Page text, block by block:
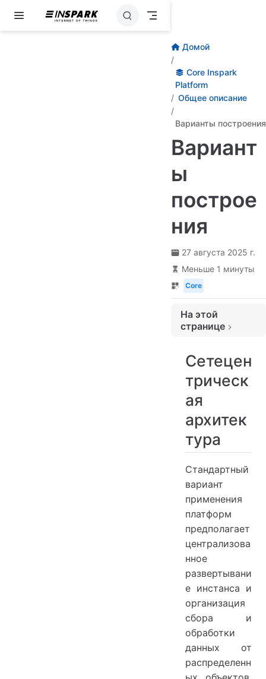
Перейти к основному содержанию
Домой
Core Inspark
Platform
Общее описание
Варианты построения
Вариант
ы
построе
ния
27 августа 2025 г.
Меньше 1 минуты
Core
На этой
странице
Сетецен
трическ
ая
архитек
тура
Стандартный
вариант
применения
платформ
предполагает
централизова
нное
развертывани
е инстанса и
организация
сбора и
обработки
данных от
распределенн